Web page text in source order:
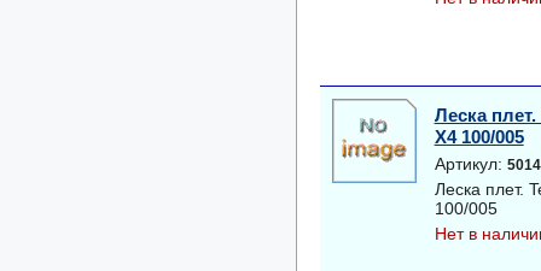
Леска
X4 100/005
Артикул:
Леска плет.
100/005
Нет в